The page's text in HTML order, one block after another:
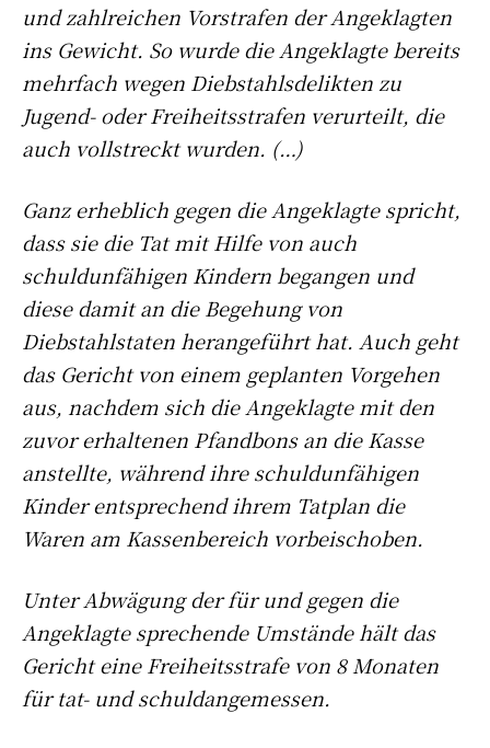
und zahlreichen Vorstrafen der Angeklagten
ins Gewicht. So wurde die Angeklagte bereits
mehrfach wegen Diebstahlsdelikten zu
Jugend- oder Freiheitsstrafen verurteilt, die
auch vollstreckt wurden. (…)
Ganz erheblich gegen die Angeklagte spricht,
dass sie die Tat mit Hilfe von auch
schuldunfähigen Kindern begangen und
diese damit an die Begehung von
Diebstahlstaten herangeführt hat. Auch geht
das Gericht von einem geplanten Vorgehen
aus, nachdem sich die Angeklagte mit den
zuvor erhaltenen Pfandbons an die Kasse
anstellte, während ihre schuldunfähigen
Kinder entsprechend ihrem Tatplan die
Waren am Kassenbereich vorbeischoben.
Unter Abwägung der für und gegen die
Angeklagte sprechende Umstände hält das
Gericht eine Freiheitsstrafe von 8 Monaten
für tat- und schuldangemessen.